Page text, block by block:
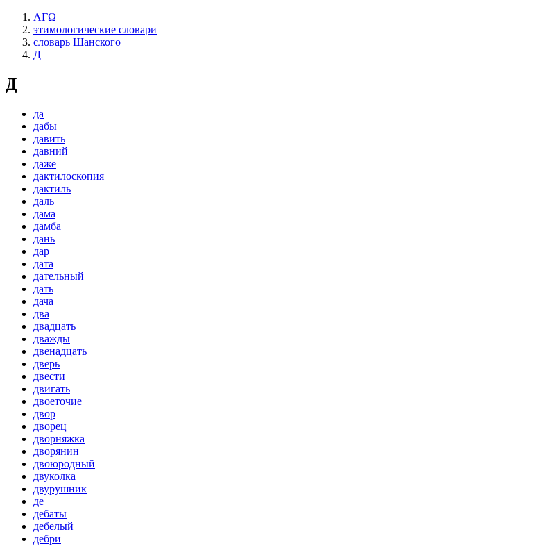
ΛΓΩ
этимологические словари
словарь Шанского
Д
Д
да
дабы
давить
давний
даже
дактилоскопия
дактиль
даль
дама
дамба
дань
дар
дата
дательный
дать
дача
два
двадцать
дважды
двенадцать
дверь
двести
двигать
двоеточие
двор
дворец
дворняжка
дворянин
двоюродный
двуколка
двурушник
де
дебаты
дебелый
дебри